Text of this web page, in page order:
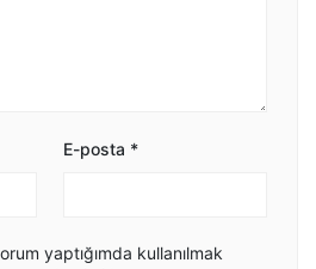
E-posta *
yaptığımda kullanılmak